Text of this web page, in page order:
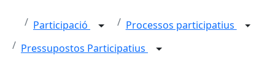
Participació
Processos participatius
Pressupostos Participatius